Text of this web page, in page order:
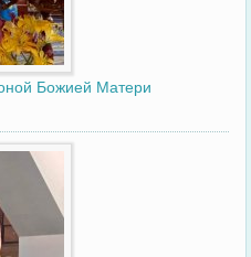
Божией Матери